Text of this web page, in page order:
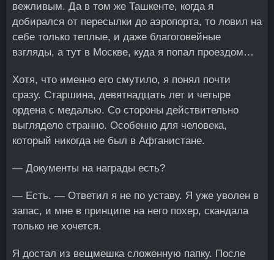
вежливым. Да в том же Ташкенте, когда я
добирался от пересылки до аэропорта, то ловил на
себе только теплые, и даже благоговейные
взгляды, а тут в Москве, куда я попал проездом…
Хотя, что именно его смутило, я понял почти
сразу. Старшина, девятнадцать лет и четыре
ордена с медалью. Со стороны действительно
выглядело странно. Особенно для человека,
который никогда не был в Афганистане.
— Документы на награды есть?
— Есть. — Ответил я не по уставу. Я уже уволен в
запас, и мне в принципе на него похер, скандала
только не хочется.
Я достал из вещмешка сложенную папку. После